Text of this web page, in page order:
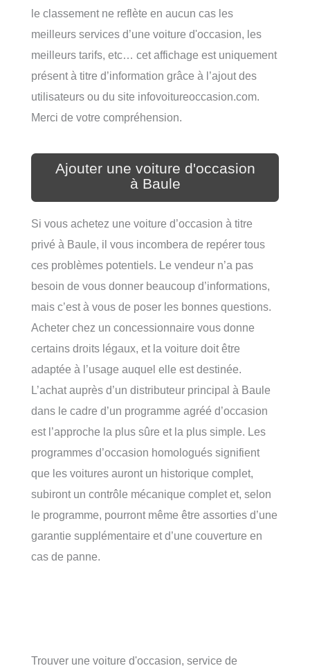
le classement ne reflète en aucun cas les
meilleurs services d’une voiture d'occasion, les
meilleurs tarifs, etc… cet affichage est uniquement
présent à titre d’information grâce à l’ajout des
utilisateurs ou du site infovoitureoccasion.com.
Merci de votre compréhension.
Ajouter une voiture d'occasion
à Baule
Si vous achetez une voiture d’occasion à titre
privé à Baule, il vous incombera de repérer tous
ces problèmes potentiels. Le vendeur n’a pas
besoin de vous donner beaucoup d’informations,
mais c’est à vous de poser les bonnes questions.
Acheter chez un concessionnaire vous donne
certains droits légaux, et la voiture doit être
adaptée à l’usage auquel elle est destinée.
L’achat auprès d’un distributeur principal à Baule
dans le cadre d’un programme agréé d’occasion
est l’approche la plus sûre et la plus simple. Les
programmes d’occasion homologués signifient
que les voitures auront un historique complet,
subiront un contrôle mécanique complet et, selon
le programme, pourront même être assorties d’une
garantie supplémentaire et d’une couverture en
cas de panne.
Trouver une voiture d'occasion, service de